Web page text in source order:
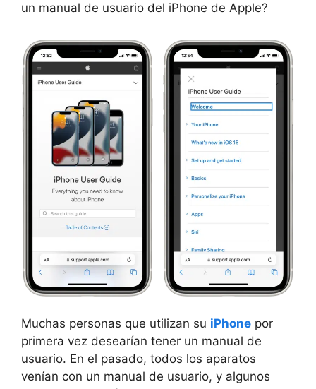
un manual de usuario del iPhone de Apple?
Muchas personas que utilizan su iPhone por
primera vez desearían tener un manual de
usuario. En el pasado, todos los aparatos
venían con un manual de usuario, y algunos